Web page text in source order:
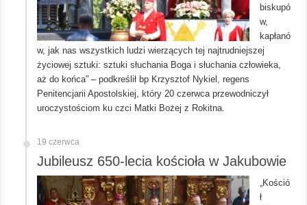
biskupó
w,
kapłanó
w, jak nas wszystkich ludzi wierzących tej najtrudniejszej
życiowej sztuki: sztuki słuchania Boga i słuchania człowieka,
aż do końca” – podkreślił bp Krzysztof Nykiel, regens
Penitencjarii Apostolskiej, który 20 czerwca przewodniczył
uroczystościom ku czci Matki Bożej z Rokitna.
19 czerwca
Jubileusz 650-lecia kościoła w Jakubowie
„Kośció
ł